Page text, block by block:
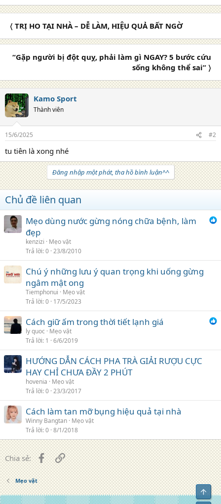
〈 TRỊ HO TẠI NHÀ – DỄ LÀM, HIỆU QUẢ BẤT NGỜ
“Gặp người bị đột quỵ, phải làm gì NGAY? 5 bước cứu
sống không thể sai” 〉
Kamo Sport
Thành viên
15/6/2025 #2
tu tiên là xong nhé
Đăng nhập một phát, tha hồ bình luận^^
Chủ đề liên quan
Mẹo dùng nước gừng nóng chữa bệnh, làm
đẹp
kenzizi
Mẹo vặt
Trả lời 0 23/8/2010
Chú ý những lưu ý quan trọng khi uống gừng
ngâm mật ong
Tiemphonui
Mẹo vặt
Trả lời 0 17/5/2023
Cách giữ ấm trong thời tiết lạnh giá
ly quoc
Mẹo vặt
Trả lời 1 6/6/2019
HƯỚNG DẪN CÁCH PHA TRÀ GIẢI RƯỢU CỰC
HAY CHỈ CHƯA ĐẦY 2 PHÚT
hovenia
Mẹo vặt
Trả lời 0 23/3/2017
Cách làm tan mỡ bụng hiệu quả tại nhà
Winny Bangtan Mẹo vặt
Trả lời 0 8/1/2018
Chia sẻ: FacebookLiên kết
Mẹo vặt
Top